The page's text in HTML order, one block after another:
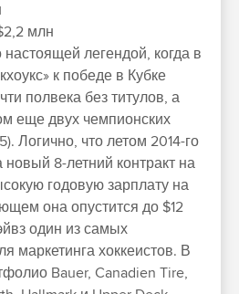
млн
настоящей легендой, когда в
к победе в Кубке
полвека без титулов, а
еще двух чемпионских
Логично, что летом 2014-го
новый 8-летний контракт на
годовую зарплату на
она опустится до $12
один из самых
маркетинга хоккеистов. В
Bauer, Canadien Tire,